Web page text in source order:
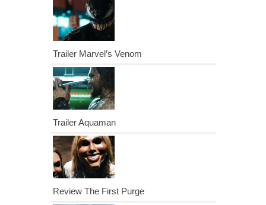
Trailer Marvel’s Venom
Trailer Aquaman
Review The First Purge